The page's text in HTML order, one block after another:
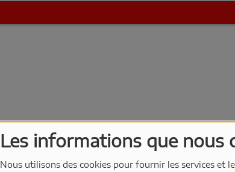
Les informations que nous
Nous utilisons des cookies pour fournir les services et